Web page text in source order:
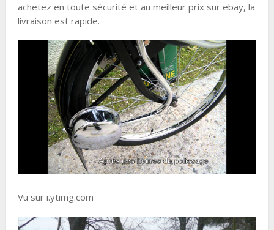
achetez en toute sécurité et au meilleur prix sur ebay, la
livraison est rapide.
Vu sur i.ytimg.com